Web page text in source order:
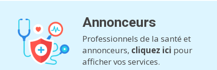
Annonceurs
Professionnels de la santé et
annonceurs, cliquez ici pour
afficher vos services.